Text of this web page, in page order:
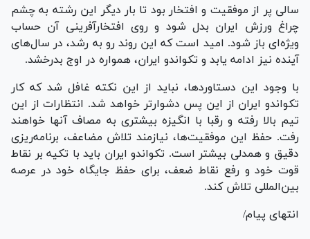
سالی پر از موفقیت و افتخار بود تا بار دیگر این رشته به چشم
چراغ ورزش ایران بدل شود و روی افتخارآفرینی آن حساب
ویژه‌ای باز شود. امید است که این روند رو به رشد، در سال‌های
آینده نیز ادامه یابد و تکواندو ایران، همواره در اوج بدرخشد.
با وجود این دستاوردها، نباید از این نکته غافل شد که کار
تکواندو ایران از این پس دشوارتر خواهد شد. انتظارات از این
تیم بالا رفته و رقبا با انگیزه بیشتری به مصاف آنها خواهند
رفت. حفظ این موفقیت‌ها، نیازمند تلاش مضاعف، برنامه‌ریزی
دقیق و همدلی بیشتر است. تکواندو ایران باید با تکیه بر نقاط
قوت خود و رفع نقاط ضعف، برای حفظ جایگاه خود در عرصه
بین‌المللی تلاش کند.
انتهای پیام/